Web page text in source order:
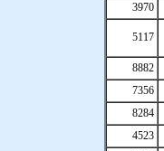
3970
5117
8882
7356
8284
4523